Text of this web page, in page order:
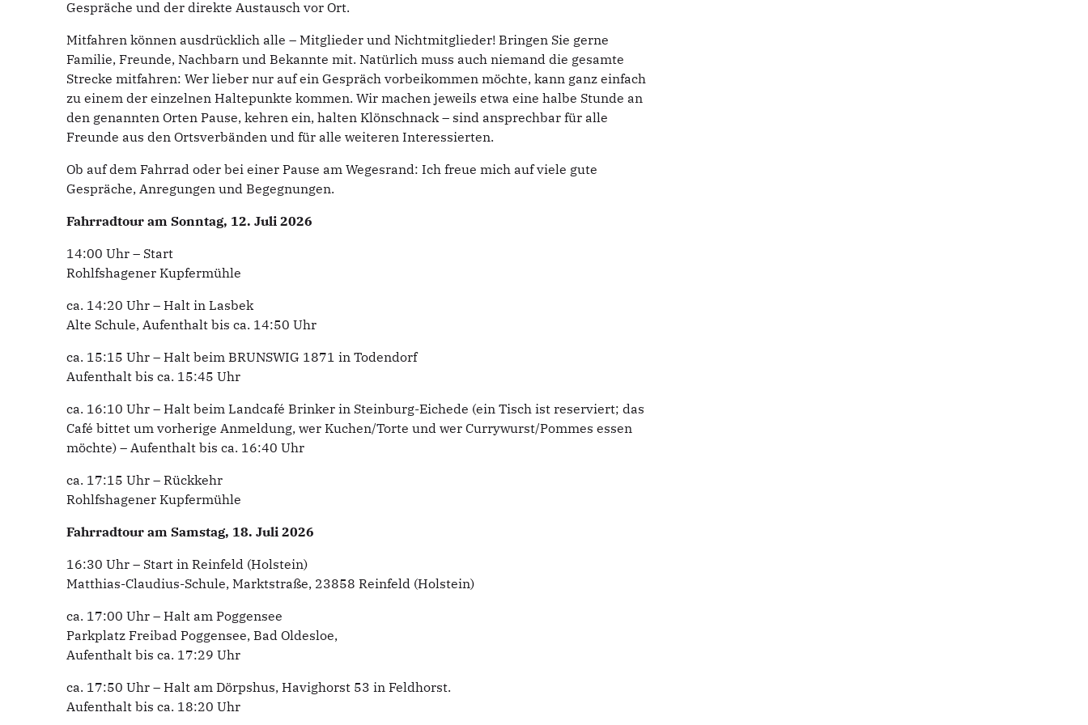
Gespräche und der direkte Austausch vor Ort.
Mitfahren können ausdrücklich alle – Mitglieder und Nichtmitglieder! Bringen Sie gerne
Familie, Freunde, Nachbarn und Bekannte mit. Natürlich muss auch niemand die gesamte
Strecke mitfahren: Wer lieber nur auf ein Gespräch vorbeikommen möchte, kann ganz einfach
zu einem der einzelnen Haltepunkte kommen. Wir machen jeweils etwa eine halbe Stunde an
den genannten Orten Pause, kehren ein, halten Klönschnack – sind ansprechbar für alle
Freunde aus den Ortsverbänden und für alle weiteren Interessierten.
Ob auf dem Fahrrad oder bei einer Pause am Wegesrand: Ich freue mich auf viele gute
Gespräche, Anregungen und Begegnungen.
Fahrradtour am Sonntag, 12. Juli 2026
14:00 Uhr – Start
Rohlfshagener Kupfermühle
ca. 14:20 Uhr – Halt in Lasbek
Alte Schule, Aufenthalt bis ca. 14:50 Uhr
ca. 15:15 Uhr – Halt beim BRUNSWIG 1871 in Todendorf
Aufenthalt bis ca. 15:45 Uhr
ca. 16:10 Uhr – Halt beim Landcafé Brinker in Steinburg-Eichede (ein Tisch ist reserviert; das
Café bittet um vorherige Anmeldung, wer Kuchen/Torte und wer Currywurst/Pommes essen
möchte) – Aufenthalt bis ca. 16:40 Uhr
ca. 17:15 Uhr – Rückkehr
Rohlfshagener Kupfermühle
Fahrradtour am Samstag, 18. Juli 2026
16:30 Uhr – Start in Reinfeld (Holstein)
Matthias-Claudius-Schule, Marktstraße, 23858 Reinfeld (Holstein)
ca. 17:00 Uhr – Halt am Poggensee
Parkplatz Freibad Poggensee, Bad Oldesloe,
Aufenthalt bis ca. 17:29 Uhr
ca. 17:50 Uhr – Halt am Dörpshus, Havighorst 53 in Feldhorst.
Aufenthalt bis ca. 18:20 Uhr